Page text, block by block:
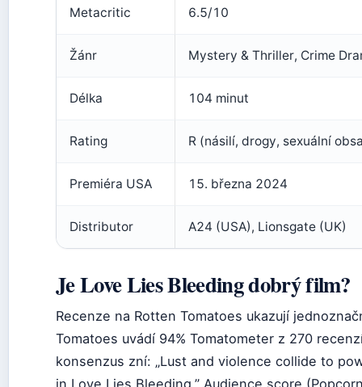
Metacritic 6.5/10
Žánr Mystery & Thriller, Crime
Délka 104 minut
Rating R (násilí, drogy, sexuální
Premiéra USA 15. března 2024
Distributor A24 (USA), Lionsgate (UK)
Je Love Lies Bleeding dobrý film?
Recenze na Rotten Tomatoes ukazují
Tomatoes uvádí 94% Tomatometer z 270
konsenzus zní: „Lust and violence collide to